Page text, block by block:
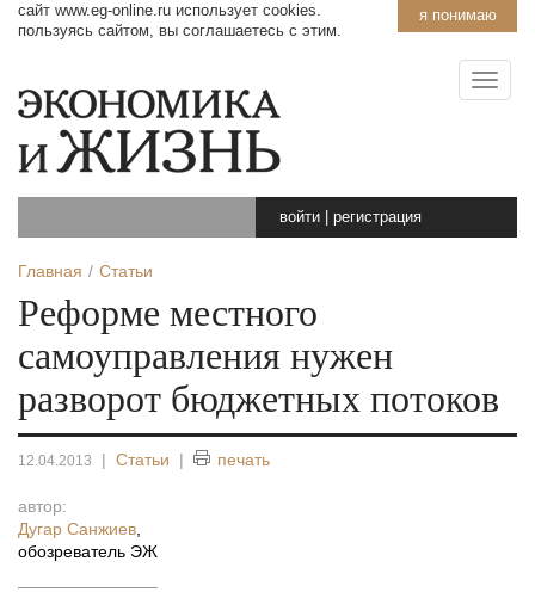
я понимаю
сайт www.eg-online.ru использует cookies.
пользуясь сайтом, вы соглашаетесь с этим.
войти регистрация
Главная Статьи
Реформе местного
самоуправления нужен
разворот бюджетных потоков
12.04.2013 | Статьи | печать
автор:
Дугар Санжиев
обозреватель ЭЖ